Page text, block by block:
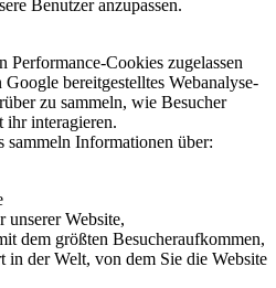
Benutzer anzupassen.
Performance-Cookies zugelassen
bereitgestelltes Webanalyse-
zu sammeln, wie Besucher
ihr interagieren.
Informationen über:
unserer Website,
dem größten Besucheraufkommen,
in der Welt, von dem Sie die Website